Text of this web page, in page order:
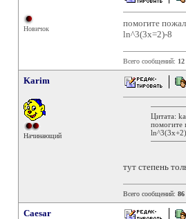
Новичок
помогите
ln^3(3x=2)-8
Всего сообщений: 12
Karim
Начинающий
Цитата:
помогите
тут степень
Всего сообщений: 86
Caesar